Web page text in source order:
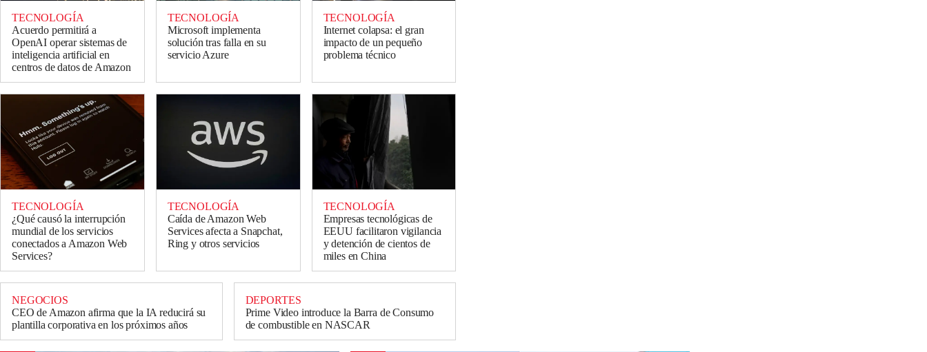
TECNOLOGÍA
Acuerdo permitirá a
OpenAI operar sistemas de
inteligencia artificial en
centros de datos de Amazon
TECNOLOGÍA
Microsoft implementa
solución tras falla en su
servicio Azure
TECNOLOGÍA
Internet colapsa: el gran
impacto de un pequeño
problema técnico
TECNOLOGÍA
¿Qué causó la interrupción
mundial de los servicios
conectados a Amazon Web
Services?
TECNOLOGÍA
Caída de Amazon Web
Services afecta a Snapchat,
Ring y otros servicios
TECNOLOGÍA
Empresas tecnológicas de
EEUU facilitaron vigilancia
y detención de cientos de
miles en China
NEGOCIOS
CEO de Amazon afirma que la IA reducirá su
plantilla corporativa en los próximos años
DEPORTES
Prime Video introduce la Barra de Consumo
de combustible en NASCAR